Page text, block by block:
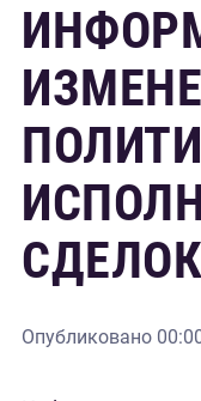
СДЕЛОК
Опубликовано